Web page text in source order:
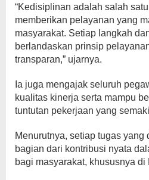
“Kedisiplinan adalah salah
memberikan pelayanan yang
masyarakat. Setiap langkah
berlandaskan prinsip
transparan,” ujarnya.
Ia juga mengajak seluruh
kualitas kinerja serta mampu
tuntutan pekerjaan yang
Menurutnya, setiap tugas
bagian dari kontribusi nyata
bagi masyarakat, khususnya di